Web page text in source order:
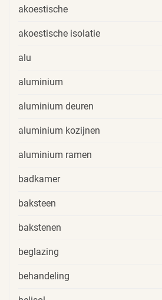
akoestische
akoestische isolatie
alu
aluminium
aluminium deuren
aluminium kozijnen
aluminium ramen
badkamer
baksteen
bakstenen
beglazing
behandeling